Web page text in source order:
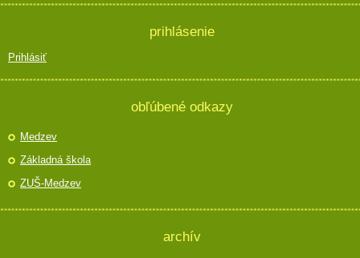
prihlásenie
Prihlásiť
obľúbené odkazy
Medzev
Základná škola
ZUŠ-Medzev
archív